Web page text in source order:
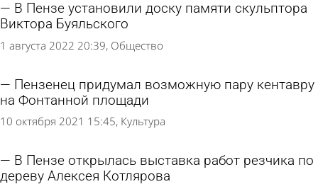
В Пензе установили доску памяти скульптора
Виктора Буяльского
1 августа 2022 20:39 Общество
Пензенец придумал возможную пару кентавру
на Фонтанной площади
10 октября 2021 15:45 Культура
В Пензе открылась выставка работ резчика по
дереву Алексея Котлярова